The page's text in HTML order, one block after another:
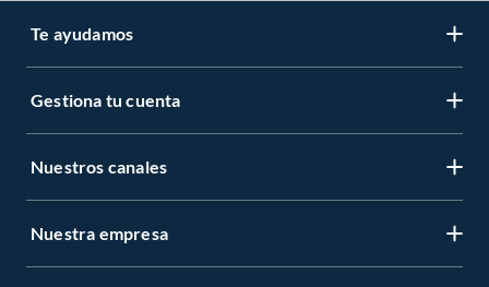
Te ayudamos
Gestiona tu cuenta
Nuestros canales
Nuestra empresa